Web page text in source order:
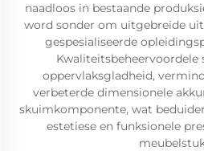
naadloos in bestaande
word sonder om uitgebreide
gespesialiseerde
oppervlaksgladheid,
verbeterde dimensionele
skuimkomponente, wat
estetiese en funksionele